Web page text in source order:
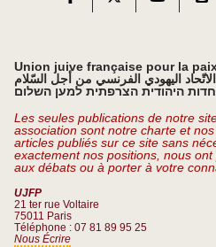
Union juive française pour la
الاتّحاد اليهودي الفرنسي من أجل السّلام
היהודית הצרפתית למען השלום
Les seules publications de notre
association sont notre charte et
articles publiés sur ce site sans
exactement nos positions, nous
aux débats ou à porter à votre
UJFP
21 ter rue Voltaire
75011 Paris
Téléphone : 07 81 89 95 25
Nous Écrire